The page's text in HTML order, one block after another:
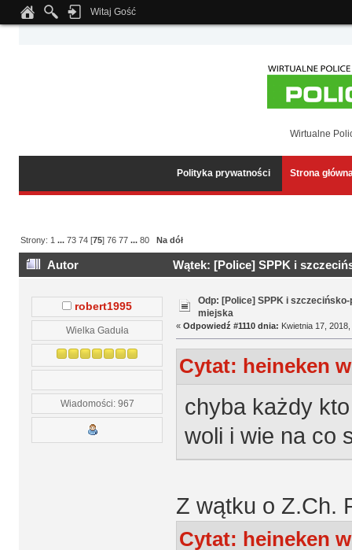
Notice: Undefined index: tapatalk_body_hook in
Witaj Gość
Wirtualne
Polityka prywatności Strona
Strony: 1 ...73 74 [75]76 77 ...80 Na dół
Autor Wątek: [Police] SPPK i
robert1995
Wielka Gaduła
Wiadomości: 967
Odp: [Police] SPPK i
miejska
« Odpowiedź #1110 dnia: Kwietnia 17,
Cytat: heineken
chyba każdy
woli i wie na co
Z wątku o Z.Ch.
Cytat: heineken